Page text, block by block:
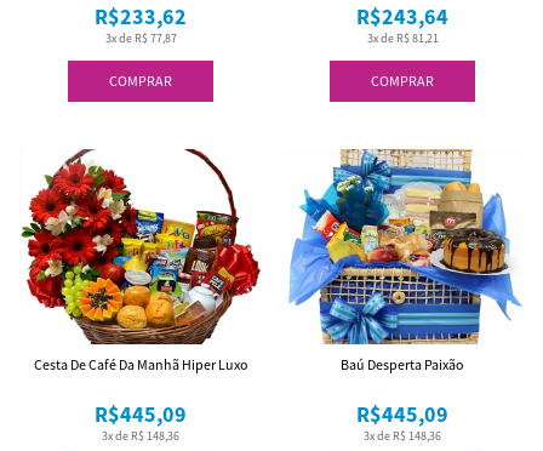
COMPRAR
3x de R$ 77,87
R$233,62
COMPRAR
3x de R$ 81,21
R$243,64
3x de R$ 148,36
R$445,09
Cesta De Café Da Manhã Hiper Luxo
3x de R$ 148,36
R$445,09
Baú Desperta Paixão